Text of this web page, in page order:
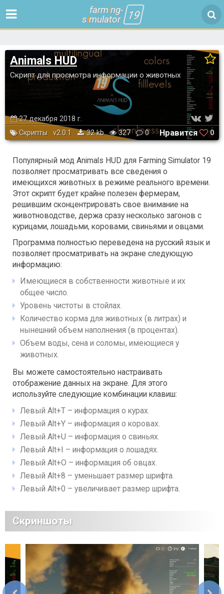
farming-
simulator 19
27 декабря 2018 г.
Скрипты
v2.0.1 32 kb 327 0 Нравится 0
Animals HUD
Скрипт для просмотра информации о животных
Популярный мод Animals HUD для Farming Simulator 19
позволяет просматривать все сведения о
имеющихся животных в режиме реального времени.
Этот скрипт будет крайне полезен фермерам,
решившим сконцентрировать свое внимание на
животноводстве, держа сразу несколько загонов с
курицами, лошадьми, коровами, свиньями и овцами.
Программа полностью переведена на русский язык и
позволяет просматривать на экране следующую
информацию:
Имеющиеся в собственности животные и их
общее число.
Уровень чистоты в стойлах.
Количество корма для животных (в литрах) и
нынешний объем наполнения (в процентах).
Объем воды, сена и соломы, имеющиеся у
животных.
Вы можете самостоятельно настраивать
отображение данных на экране. Для этого
используйте следующие комбинации клавиш:
Левый Alt+T – информация о курах.
Левый Alt+Y – информация о коровах.
Левый Alt+U – информация о свиньях.
Левый Alt+I – информация о лошадях.
Левый Alt+O – информация об овцах.
Левый Alt+8 – уменьшает размер шрифта.
Левый Alt+0 – увеличивает размер шрифта.
Скриншоты